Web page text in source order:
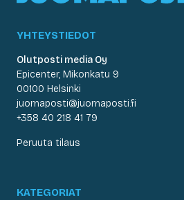
YHTEYSTIEDOT
Olutposti media Oy
Epicenter, Mikonkatu 9
00100 Helsinki
juomaposti@juomaposti.fi
+358 40 218 41 79
Peruuta tilaus
KATEGORIAT